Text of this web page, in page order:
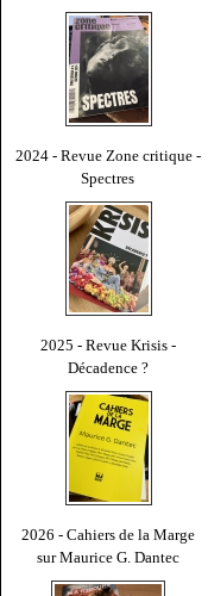
2024 - Revue Zone critique -
Spectres
2025 - Revue Krisis -
Décadence ?
2026 - Cahiers de la Marge
sur Maurice G. Dantec